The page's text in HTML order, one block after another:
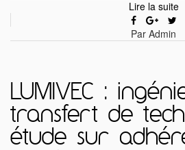
Lire la suite
Par Admin
LUMIVEC :
transfert de
étude sur